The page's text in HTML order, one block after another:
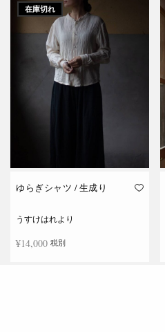
在庫切れ
ゆらぎシャツ / 生成り
うすけはれより
¥14,000 税別